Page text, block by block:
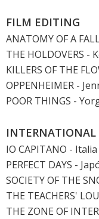
FILM EDITING
ANATOMY OF A
THE HOLDOVERS -
KILLERS OF THE
OPPENHEIMER -
POOR THINGS -
INTERNATIONAL
IO CAPITANO - Italia
PERFECT DAYS -
SOCIETY OF THE
THE TEACHERS'
THE ZONE OF